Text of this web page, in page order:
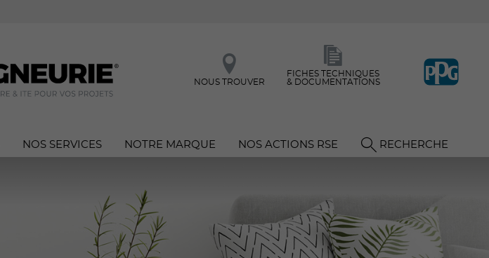
NOUS TROUVER
FICHES TECHNIQUES
& DOCUMENTATIONS
NOS SERVICES NOTRE MARQUE NOS ACTIONS RSE RECHERCHE